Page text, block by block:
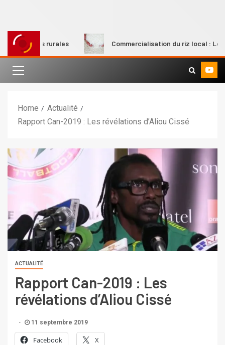
rurales Commercialisation du riz local : Le
Home
Actualité
Rapport Can-2019 : Les révélations d’Aliou Cissé
ACTUALITÉ
Rapport Can-2019 : Les
révélations d’Aliou Cissé
11 septembre 2019
Facebook X